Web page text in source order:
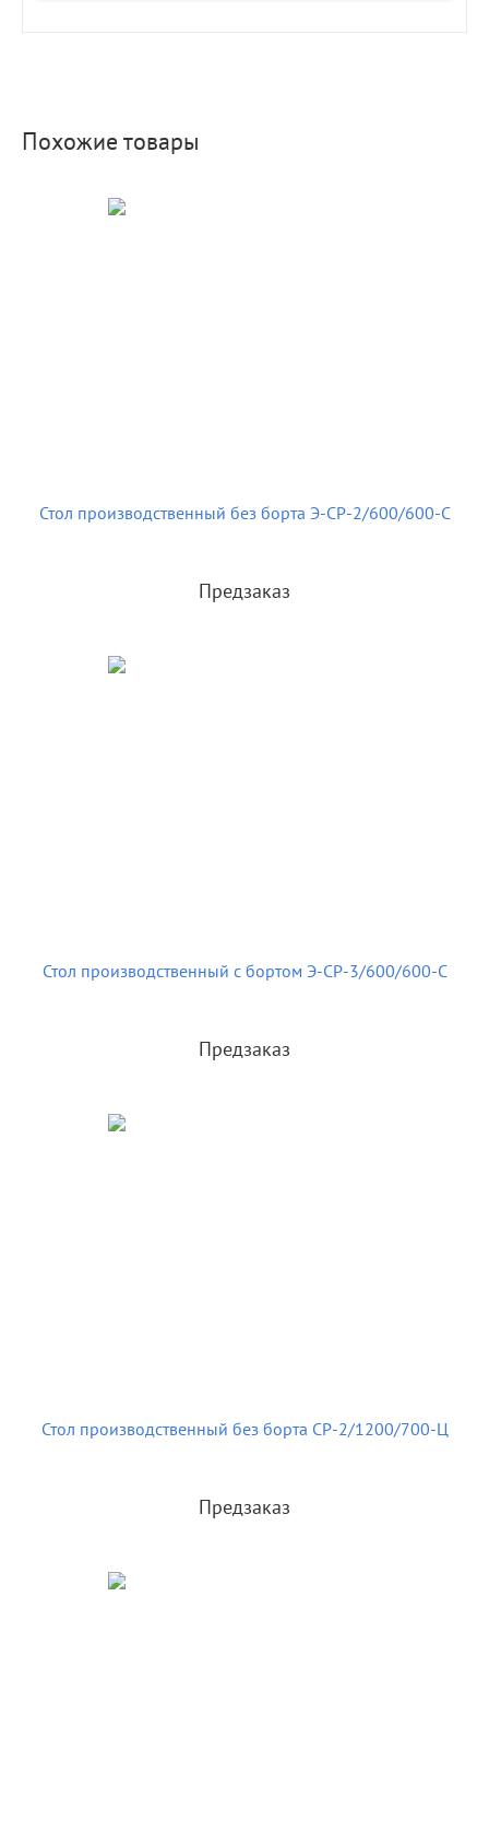
Похожие товары
Стол производственный без борта Э-СР-2/600/600-С
Предзаказ
Стол производственный с бортом Э-СР-3/600/600-С
Предзаказ
Стол производственный без борта СР-2/1200/700-Ц
Предзаказ